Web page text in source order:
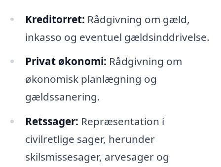
Kreditorret: Rådgivning om gæld,
inkasso og eventuel gældsinddrivelse.
Privat økonomi: Rådgivning om
økonomisk planlægning og
gældssanering.
Retssager: Repræsentation i
civilretlige sager, herunder
skilsmissesager, arvesager og